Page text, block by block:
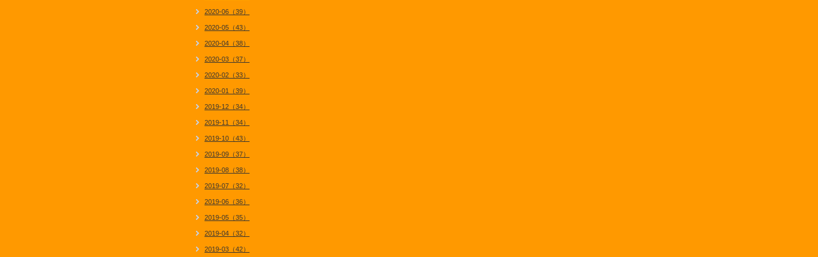
2020-06（39）
2020-05（43）
2020-04（38）
2020-03（37）
2020-02（33）
2020-01（39）
2019-12（34）
2019-11（34）
2019-10（43）
2019-09（37）
2019-08（38）
2019-07（32）
2019-06（36）
2019-05（35）
2019-04（32）
2019-03（42）